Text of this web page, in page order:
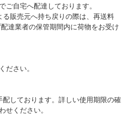
自宅へ配達しております。
販売元へ持ち戻りの際は、再送料
達業者の保管期間内に荷物をお受け
ださい。
しております。詳しい使用期限の確
せください。